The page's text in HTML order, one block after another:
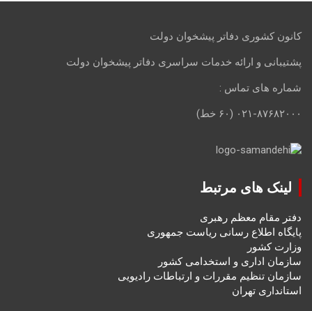
کانون کشوری دفاتر پیشخوان دولت
پشتیبانی و ارائه خدمات سراسری دفاتر پیشخوان دولت
شماره های تماس :
۰۲۱-۸۷۶۸۲۰۰۰ (۶۰ خط)
لینک های مرتبط
دفتر مقام معظم رهبری
پایگاه اطلاع رسانی ریاست جمهوری
وزارت کشور
سازمان اداری و استخدامی کشور
سازمان تنظیم مقررات و ارتباطات رادیویی
استانداری تهران